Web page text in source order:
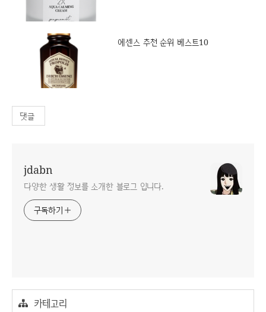
에센스 추천 순위 베스트10
댓글
jdabn
다양한 생활 정보를 소개한 블로그 입니다.
구독하기
카테고리